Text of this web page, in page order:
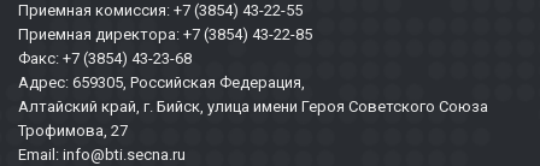
Приемная комиссия: +7 (3854) 43-22-55
Приемная директора: +7 (3854) 43-22-85
Факс: +7 (3854) 43-23-68
Адрес: 659305, Российская Федерация,
Алтайский край, г. Бийск, улица имени Героя Советского Союза
Трофимова, 27
Email: info@bti.secna.ru